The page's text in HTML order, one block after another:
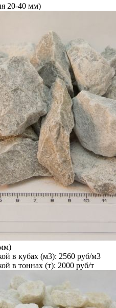
20-40 мм)
в кубах (м3): 2560 руб/м3
в тоннах (т): 2000 руб/т